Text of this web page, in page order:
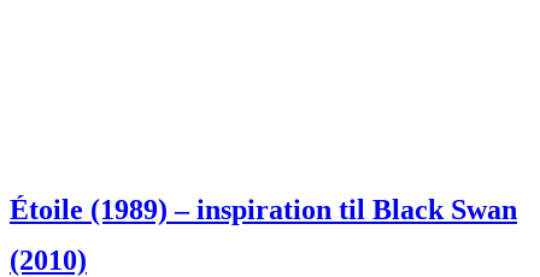
Étoile (1989) – inspiration til Black Swan
(2010)